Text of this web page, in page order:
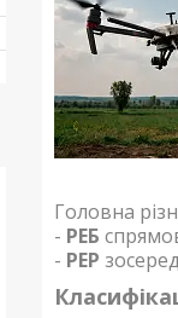
Головна
- РЕБ
- РЕР